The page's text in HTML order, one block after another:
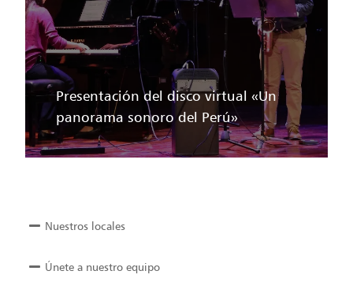
Presentación del disco virtual «Un
panorama sonoro del Perú»
Nuestros locales
Únete a nuestro equipo